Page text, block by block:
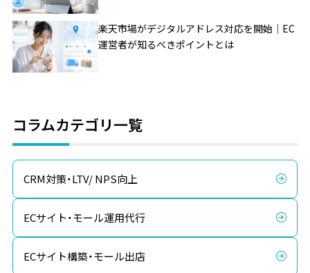
楽天市場がデジタルアドレス対応を開始｜EC
運営者が知るべきポイントとは
コラムカテゴリ一覧
CRM対策・LTV/ NPS向上
ECサイト・モール運用代行
ECサイト構築・モール出店